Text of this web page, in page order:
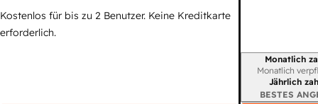
Kostenlos für bis zu 2 Benutzer. Keine Kreditkarte
erforderlich.
Monatlich
Monatlich
Jährlich
BESTES